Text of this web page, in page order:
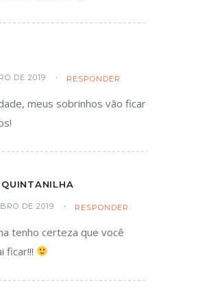
DE 2019 RESPONDER
meus sobrinhos vão ficar
QUINTANILHA
DE 2019 RESPONDER
tenho certeza que você
ficar!!!